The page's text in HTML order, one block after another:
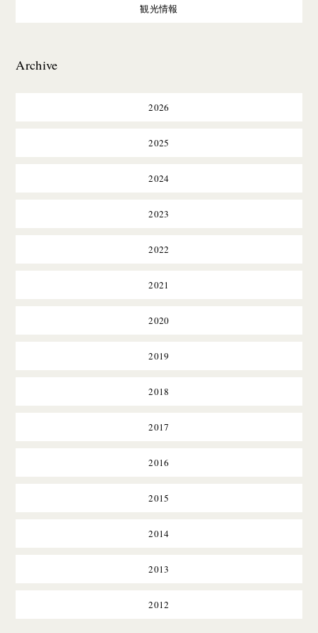
観光情報
Archive
2026
2025
2024
2023
2022
2021
2020
2019
2018
2017
2016
2015
2014
2013
2012